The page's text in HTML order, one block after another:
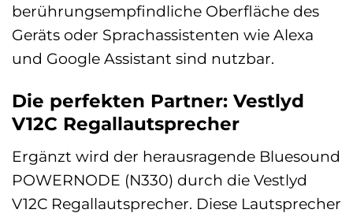
berührungsempfindliche Oberfläche des
Geräts oder Sprachassistenten wie Alexa
und Google Assistant sind nutzbar.
Die perfekten Partner: Vestlyd
V12C Regallautsprecher
Ergänzt wird der herausragende Bluesound
POWERNODE (N330) durch die Vestlyd
V12C Regallautsprecher. Diese Lautsprecher